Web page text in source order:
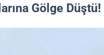
Gölge Düştü!